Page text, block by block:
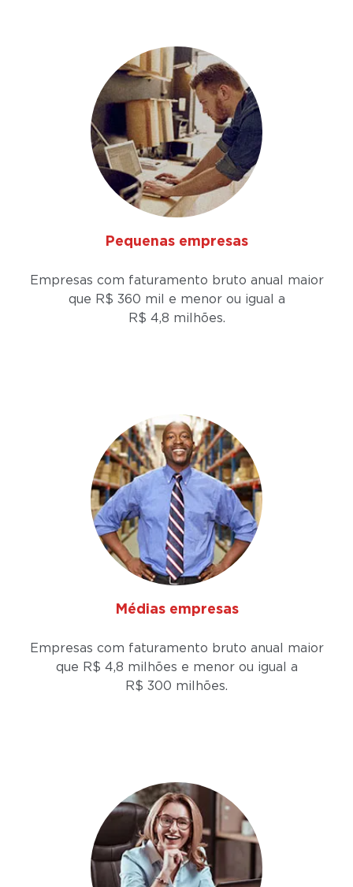
Pequenas empresas
Empresas com faturamento bruto anual maior
que R$ 360 mil e menor ou igual a
R$ 4,8 milhões.
Médias empresas
Empresas com faturamento bruto anual maior
que R$ 4,8 milhões e menor ou igual a
R$ 300 milhões.